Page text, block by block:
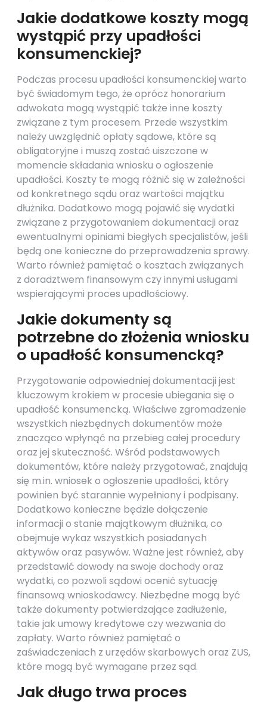
Jakie dodatkowe koszty mogą
wystąpić przy upadłości
konsumenckiej?
Podczas procesu upadłości konsumenckiej warto
być świadomym tego, że oprócz honorarium
adwokata mogą wystąpić także inne koszty
związane z tym procesem. Przede wszystkim
należy uwzględnić opłaty sądowe, które są
obligatoryjne i muszą zostać uiszczone w
momencie składania wniosku o ogłoszenie
upadłości. Koszty te mogą różnić się w zależności
od konkretnego sądu oraz wartości majątku
dłużnika. Dodatkowo mogą pojawić się wydatki
związane z przygotowaniem dokumentacji oraz
ewentualnymi opiniami biegłych specjalistów, jeśli
będą one konieczne do przeprowadzenia sprawy.
Warto również pamiętać o kosztach związanych
z doradztwem finansowym czy innymi usługami
wspierającymi proces upadłościowy.
Jakie dokumenty są
potrzebne do złożenia wniosku
o upadłość konsumencką?
Przygotowanie odpowiedniej dokumentacji jest
kluczowym krokiem w procesie ubiegania się o
upadłość konsumencką. Właściwe zgromadzenie
wszystkich niezbędnych dokumentów może
znacząco wpłynąć na przebieg całej procedury
oraz jej skuteczność. Wśród podstawowych
dokumentów, które należy przygotować, znajdują
się m.in. wniosek o ogłoszenie upadłości, który
powinien być starannie wypełniony i podpisany.
Dodatkowo konieczne będzie dołączenie
informacji o stanie majątkowym dłużnika, co
obejmuje wykaz wszystkich posiadanych
aktywów oraz pasywów. Ważne jest również, aby
przedstawić dowody na swoje dochody oraz
wydatki, co pozwoli sądowi ocenić sytuację
finansową wnioskodawcy. Niezbędne mogą być
także dokumenty potwierdzające zadłużenie,
takie jak umowy kredytowe czy wezwania do
zapłaty. Warto również pamiętać o
zaświadczeniach z urzędów skarbowych oraz ZUS,
które mogą być wymagane przez sąd.
Jak długo trwa proces